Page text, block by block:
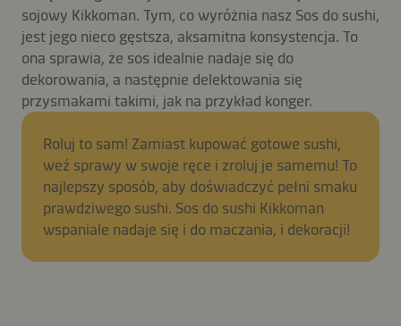
sojowy Kikkoman. Tym, co wyróżnia nasz Sos do sushi,
jest jego nieco gęstsza, aksamitna konsystencja. To
ona sprawia, że sos idealnie nadaje się do
dekorowania, a następnie delektowania się
przysmakami takimi, jak na przykład konger.
Roluj to sam! Zamiast kupować gotowe sushi,
weź sprawy w swoje ręce i zroluj je samemu! To
najlepszy sposób, aby doświadczyć pełni smaku
prawdziwego sushi. Sos do sushi Kikkoman
wspaniale nadaje się i do maczania, i dekoracji!